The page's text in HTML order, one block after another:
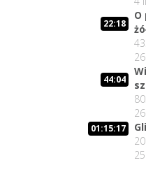
22:18
O
44:04
01:15:17